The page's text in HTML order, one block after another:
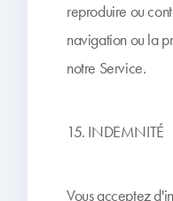
reproduire ou
navigation ou la
notre Service.
15. INDEMNITÉ
Vous acceptez